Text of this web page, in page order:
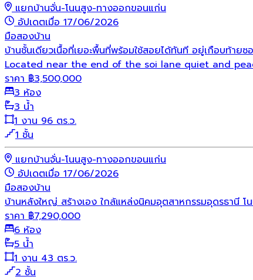
แยกบ้านจั่น-โนนสูง-ทางออกขอนแก่น
อัปเดตเมื่อ 17/06/2026
มือสองบ้าน
บ้านชั้นเดียวเนื้อที่เยอะพื้นที่พร้อมใช้สอยได้ทันที อยู่เกือบท้
Located near the end of the soi lane quiet and
ราคา ฿3,500,000
3 ห้อง
3 น้ำ
1 งาน 96 ตร.ว.
1 ชั้น
แยกบ้านจั่น-โนนสูง-ทางออกขอนแก่น
อัปเดตเมื่อ 17/06/2026
มือสองบ้าน
บ้านหลังใหญ่ สร้างเอง ใกล้แหล่งนิคมอุตสาหกรรมอุดรธา
ราคา ฿7,290,000
6 ห้อง
5 น้ำ
1 งาน 43 ตร.ว.
2 ชั้น